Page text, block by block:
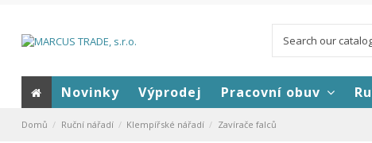
Novinky Výprodej Pracovní obuv
Domů Ruční nářadí Klempířské nářadí Zavírače falců